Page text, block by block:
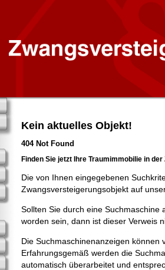
Kein aktuelles Objekt!
404 Not Found
Finden Sie jetzt Ihre Traumimmobilie in
Die von Ihnen eingegebenen
Zwangsversteigerungsobjekt auf
Sollten Sie durch eine
worden sein, dann ist dieser Verweis
Die Suchmaschinenanzeigen können
Erfahrungsgemäß werden die
automatisch überarbeitet und